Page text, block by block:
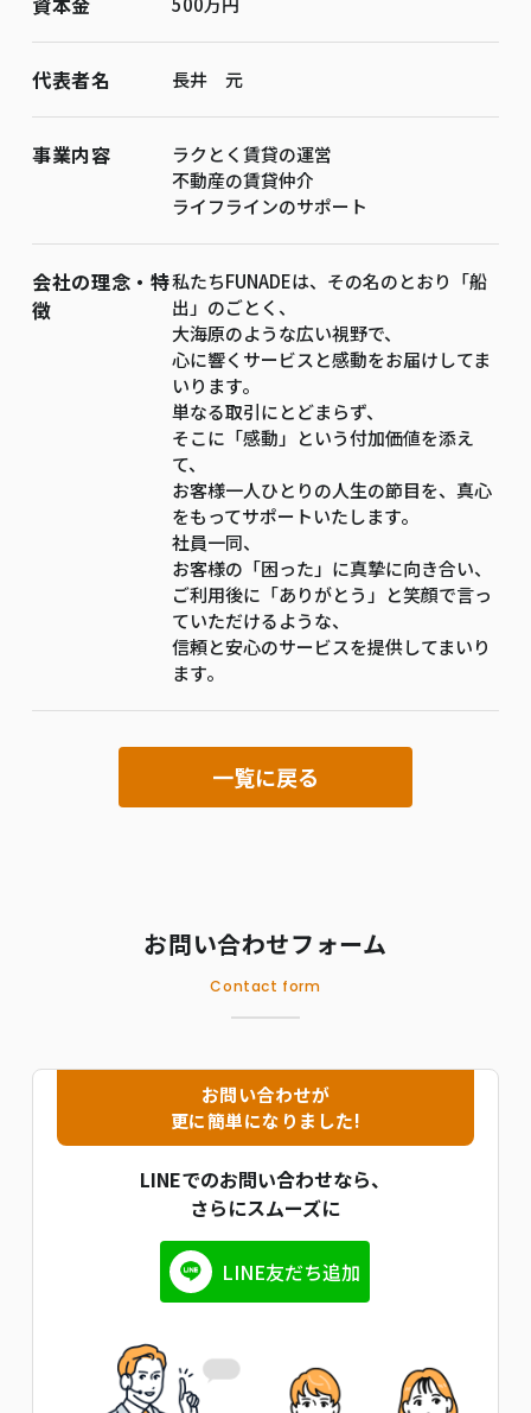
代表者名 長井 元
事業内容
ラクとく賃貸の運営
不動産の賃貸仲介
ライフラインのサポート
会社の理念・特
徴
私たちFUNADEは、その名のとおり「船
出」のごとく、
大海原のような広い視野で、
心に響くサービスと感動をお届けしてま
いります。
単なる取引にとどまらず、
そこに「感動」という付加価値を添え
て、
お客様一人ひとりの人生の節目を、真心
をもってサポートいたします。
社員一同、
お客様の「困った」に真摯に向き合い、
ご利用後に「ありがとう」と笑顔で言っ
ていただけるような、
信頼と安心のサービスを提供してまいり
ます。
一覧に戻る
お問い合わせフォーム
Contact form
お問い合わせが
更に簡単になりました!
LINEでのお問い合わせなら、
さらにスムーズに
LINE友だち追加